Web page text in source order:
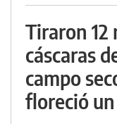
Tiraron 12
cáscaras
campo
floreció